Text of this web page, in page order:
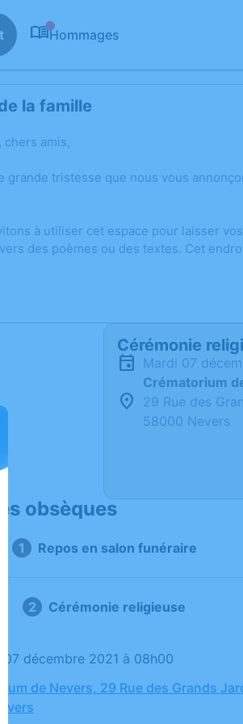
Hommages
la famille
chers amis,
grande tristesse que nous vous
à utiliser cet espace pour laisser
des poèmes ou des textes. Cet
Cérémonie
mardi 07
Crématorium
29 Rue des
58000 Nevers
obsèques
Repos en salon funéraire
Cérémonie religieuse
07 décembre 2021 à 08h00
de Nevers, 29 Rue des Grands